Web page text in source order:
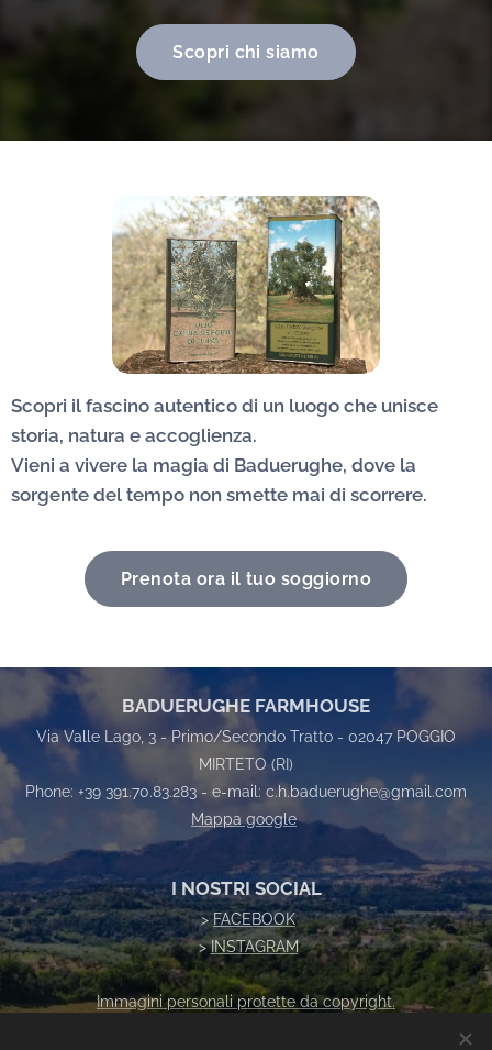
Scopri chi siamo
Scopri il fascino autentico di un luogo che unisce
storia, natura e accoglienza.
Vieni a vivere la magia di Baduerughe, dove la
sorgente del tempo non smette mai di scorrere.
Prenota ora il tuo soggiorno
BADUERUGHE FARMHOUSE
Via Valle Lago, 3 - Primo/Secondo Tratto - 02047 POGGIO
MIRTETO (RI)
Phone: +39 391.70.83.283 - e-mail: c.h.baduerughe@gmail.com
Mappa google
I NOSTRI SOCIAL
>FACEBOOK
>INSTAGRAM
Immagini personali protette da copyright.